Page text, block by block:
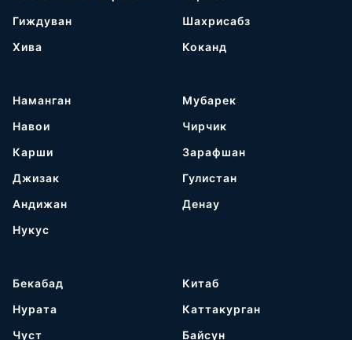
Гиждуван
Хива
Шахрисабз
Коканд
Наманган
Навои
Карши
Джизак
Андижан
Нукус
Мубарек
Чирчик
Зарафшан
Гулистан
Денау
Бекабад
Нурата
Чуст
Китаб
Каттакурган
Байсун